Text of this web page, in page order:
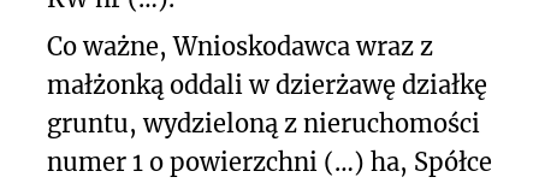
Co ważne, Wnioskodawca wraz z
małżonką oddali w dzierżawę działkę
gruntu, wydzieloną z nieruchomości
numer 1 o powierzchni (…) ha, Spółce